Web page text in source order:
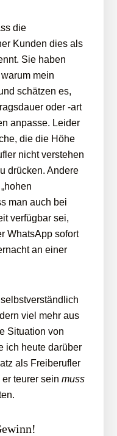
die
Kunden dies als
Sie haben
mein
schätzen es,
oder -art
anpasse. Leider
die die Höhe
nicht verstehen
drücken. Andere
man auch bei
verfügbar sei,
WhatsApp sofort
an einer
viel mehr aus
Situation von
ich heute darüber
als Freiberufler
er teurer seinmuss